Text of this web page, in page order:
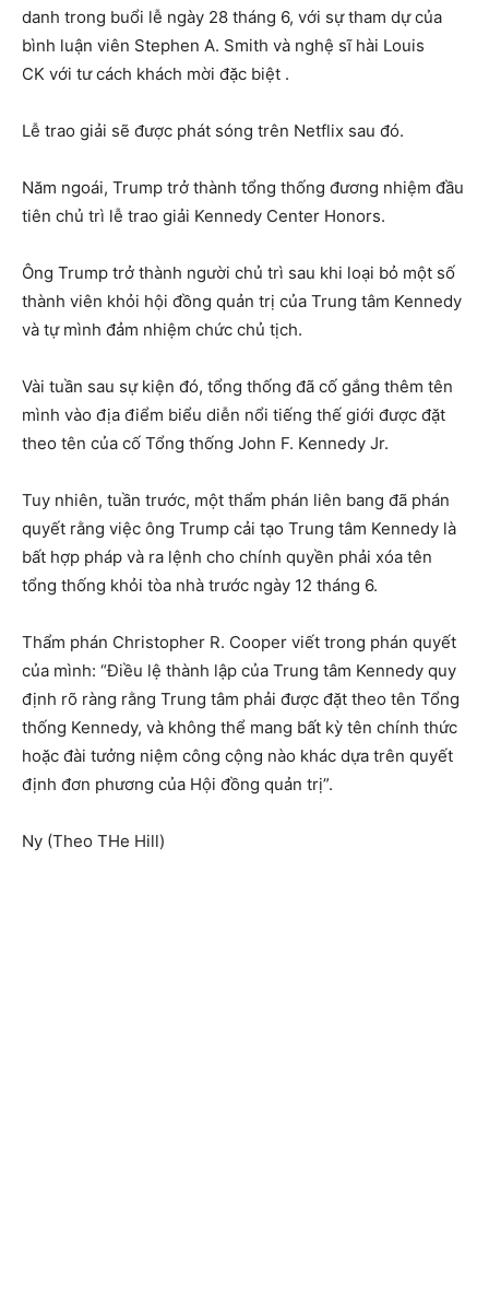
danh trong buổi lễ ngày 28 tháng 6, với sự tham dự của
bình luận viên Stephen A. Smith và nghệ sĩ hài Louis
CK với tư cách khách mời đặc biệt .
Lễ trao giải sẽ được phát sóng trên Netflix sau đó.
Năm ngoái, Trump trở thành tổng thống đương nhiệm đầu
tiên chủ trì lễ trao giải Kennedy Center Honors.
Ông Trump trở thành người chủ trì sau khi loại bỏ một số
thành viên khỏi hội đồng quản trị của Trung tâm Kennedy
và tự mình đảm nhiệm chức chủ tịch.
Vài tuần sau sự kiện đó, tổng thống đã cố gắng thêm tên
mình vào địa điểm biểu diễn nổi tiếng thế giới được đặt
theo tên của cố Tổng thống John F. Kennedy Jr.
Tuy nhiên, tuần trước, một thẩm phán liên bang đã phán
quyết rằng việc ông Trump cải tạo Trung tâm Kennedy là
bất hợp pháp và ra lệnh cho chính quyền phải xóa tên
tổng thống khỏi tòa nhà trước ngày 12 tháng 6.
Thẩm phán Christopher R. Cooper viết trong phán quyết
của mình: “Điều lệ thành lập của Trung tâm Kennedy quy
định rõ ràng rằng Trung tâm phải được đặt theo tên Tổng
thống Kennedy, và không thể mang bất kỳ tên chính thức
hoặc đài tưởng niệm công cộng nào khác dựa trên quyết
định đơn phương của Hội đồng quản trị”.
Ny (Theo THe Hill)